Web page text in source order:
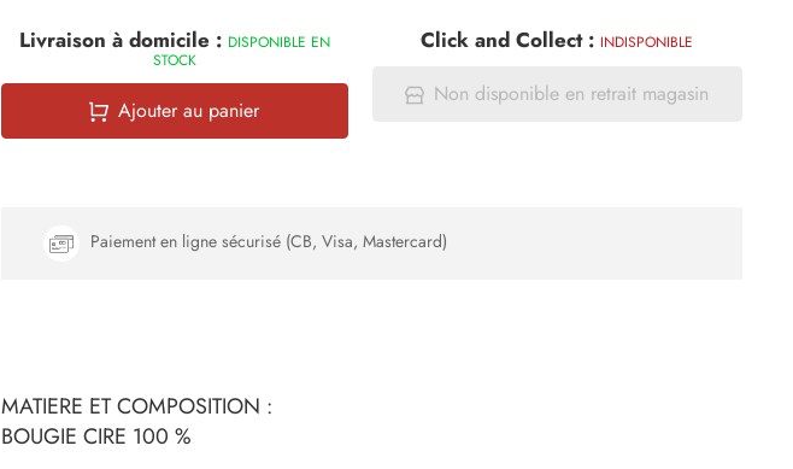
Livraison à domicile : DISPONIBLE EN
STOCK
Ajouter au panier
Click and Collect : INDISPONIBLE
Non disponible en retrait magasin
Paiement en ligne sécurisé (CB, Visa, Mastercard)
MATIERE ET COMPOSITION :
BOUGIE CIRE 100 %